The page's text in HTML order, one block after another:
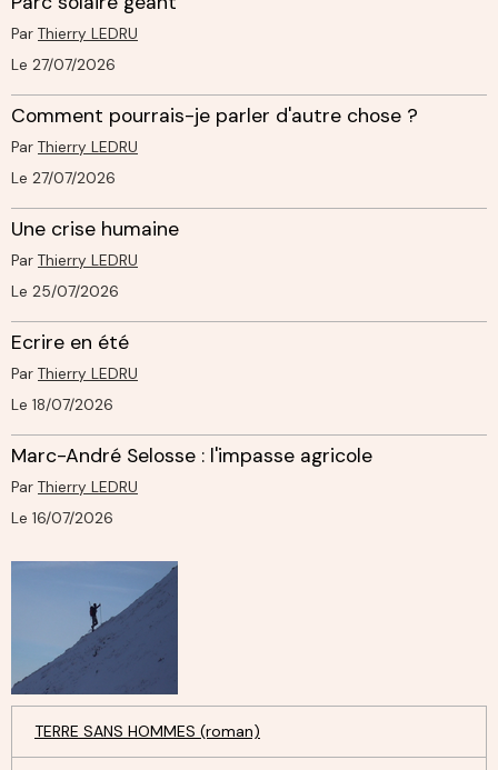
Par Thierry LEDRU
Le 27/07/2026
Comment pourrais-je parler d'autre chose ?
Par Thierry LEDRU
Le 27/07/2026
Une crise humaine
Par Thierry LEDRU
Le 25/07/2026
Ecrire en été
Par Thierry LEDRU
Le 18/07/2026
Marc-André Selosse : l'impasse agricole
Par Thierry LEDRU
Le 16/07/2026
TERRE SANS HOMMES (roman)